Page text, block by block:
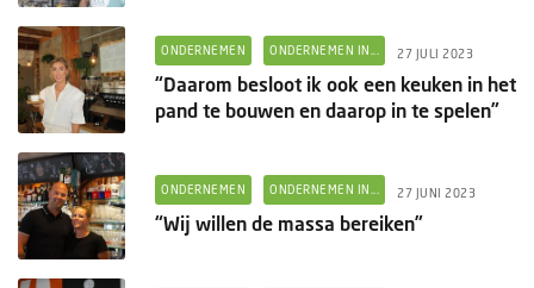
ONDERNEMEN ONDERNEMEN IN... 27 JULI 2023
“Daarom besloot ik ook een keuken in het
pand te bouwen en daarop in te spelen”
ONDERNEMEN ONDERNEMEN IN... 27 JUNI 2023
“Wij willen de massa bereiken”